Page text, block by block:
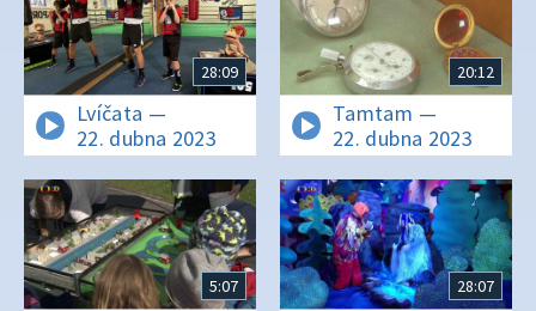
28:09
Lvíčata —
22. dubna 2023
20:12
Tamtam —
22. dubna 2023
5:07 28:07